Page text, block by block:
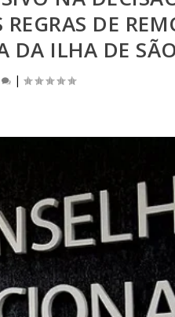
DE
DA ILHA DE
|